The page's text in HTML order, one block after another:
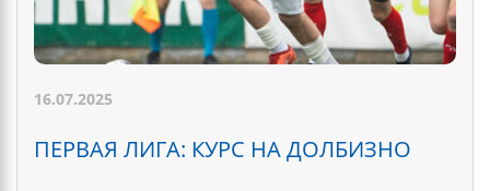
16.07.2025
ПЕРВАЯ ЛИГА: КУРС НА ДОЛБИЗНО